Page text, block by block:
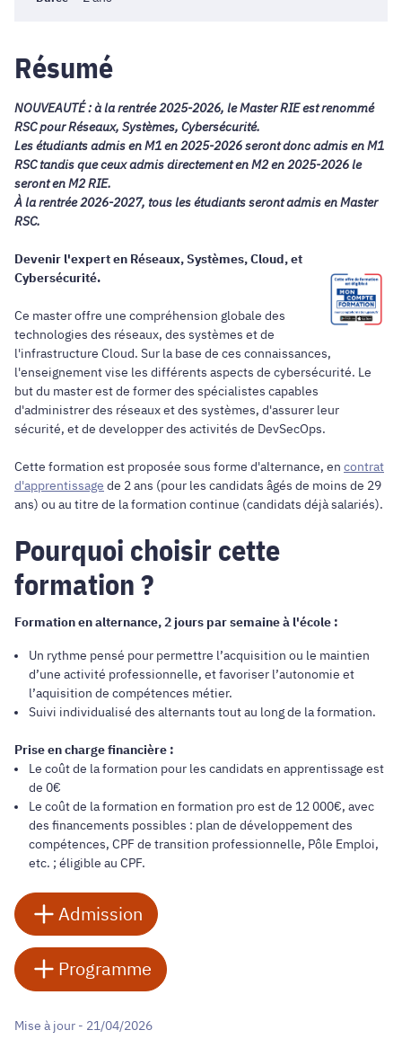
Résumé
NOUVEAUTÉ : à la rentrée 2025-2026, le Master RIE est renommé
RSC pour Réseaux, Systèmes, Cybersécurité.
Les étudiants admis en M1 en 2025-2026 seront donc admis en M1
RSC tandis que ceux admis directement en M2 en 2025-2026 le
seront en M2 RIE.
À la rentrée 2026-2027, tous les étudiants seront admis en Master
RSC.
Devenir l'expert en Réseaux, Systèmes, Cloud, et
Cybersécurité.
Ce master offre une compréhension globale des
technologies des réseaux, des systèmes et de
l'infrastructure Cloud. Sur la base de ces connaissances,
l'enseignement vise les différents aspects de cybersécurité. Le
but du master est de former des spécialistes capables
d'administrer des réseaux et des systèmes, d'assurer leur
sécurité, et de developper des activités de DevSecOps.
Cette formation est proposée sous forme d'alternance, en contrat
d'apprentissage de 2 ans (pour les candidats âgés de moins de 29
ans) ou au titre de la formation continue (candidats déjà salariés).
Pourquoi choisir cette
formation ?
Formation en alternance, 2 jours par semaine à l'école :
Un rythme pensé pour permettre l’acquisition ou le maintien
d’une activité professionnelle, et favoriser l’autonomie et
l’aquisition de compétences métier.
Suivi individualisé des alternants tout au long de la formation.
Prise en charge financière :
Le coût de la formation pour les candidats en apprentissage est
de 0€
Le coût de la formation en formation pro est de 12 000€, avec
des financements possibles : plan de développement des
compétences, CPF de transition professionnelle, Pôle Emploi,
etc. ; éligible au CPF.
Admission
Programme
Mise à jour - 21/04/2026